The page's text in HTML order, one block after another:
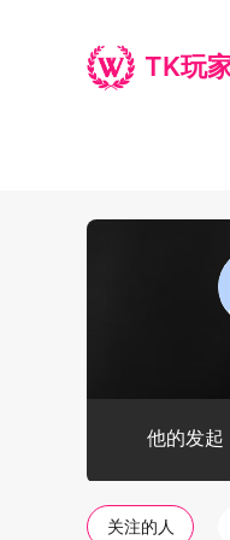
TK玩
他的发起
关注的人